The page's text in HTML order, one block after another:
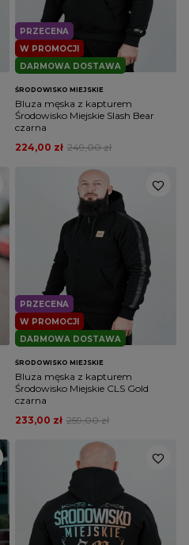
W PROMOCJI
PRZECENA
DARMOWA DOSTAWA
ŚRODOWISKO MIEJSKIE
Bluza męska z kapturem
Środowisko Miejskie Slash Bear
czarna
249,00 zł
224,00 zł
W PROMOCJI
PRZECENA
DARMOWA DOSTAWA
ŚRODOWISKO MIEJSKIE
Bluza męska z kapturem
Środowisko Miejskie CLS Gold
czarna
259,00 zł
233,00 zł